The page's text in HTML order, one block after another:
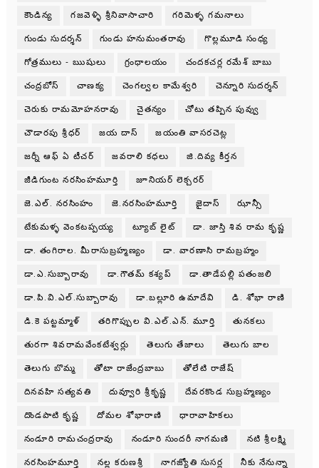
కౌండిన్య గజవెళ్ళి శ్రీనివాసాచారి గరిమెళ్ళ గమనాలు
గుండు సుదర్శన్ గుండు హనుమంతరావు గొల్లమూడి సంధ్య
గోత్రములు - ఋషులు గ్రంధాలయం చందకచర్ల రమేశ్ బాబు
చంద్రబోస్ చాణక్య చెంగల్వల కామేశ్వరి చెన్నూరి సుదర్శన్
చెరుకు రామమోహనరావు చైతన్యం చోటు తప్పిన పువ్వు
చౌడారపు శ్రీధర్ జయ దాస్ జయంతి వాసరచెట్ల
జర్నీ ఆఫ్ ఏ టీచర్ జవరాలి కధలు జి.దివ్య కీర్తన
జీడిగుంట నరసింహమూర్తి జూనియర్ లెక్చరర్
జె.ఎల్. నరసింహం జె.నరసింహమూర్తి జైదాస్ ఝాన్సీ
టేకుమళ్ళ వెంకటప్పయ్య ట్యూబ్ లైట్ డా. జాస్తి శివ రామ కృష్ణ
డా. తంగిరాల. మీరాసుబ్రహ్మణ్యం డా. వారణాసి రామబ్రహ్మం
డా.ఎ.సుబ్బారావు డా.గౌతమ్ కశ్యప్ డా.తాడేపల్లి పతంజలి
డా.పి.వి.ఎల్.సుబ్బారావు డా.బల్లూరి ఉమాదేవి డి. శోభా రాణి
డి.కె పట్టమ్మాళ్ తరిగొప్పుల వి.ఎల్.ఎన్. మూర్తి తునకలు
తురగా శివరామవేంకటేశ్వర్లు తెలుగు తేజాలు తెలుగు బాల
తెలుగు బొమ్మ తోటా రాజేంద్రబాబు తోలేటి రాజేష్
దినవహి సత్యవతి దువ్వూరి శ్రీకృష్ణ దేవరకొండ సుబ్రహ్మణ్యం
దొండపాటి కృష్ణ దోమల శోభారాణి ధారావాహికలు
నండూరి రామచంద్రరావు నండూరి సుందరీ నాగమణి నటి శ్రీలక్ష్మి
నరసింహమూర్తి నల్ల కరుణశ్రీ నాగజ్యోతి సుసర్ల నీకు నేనున్నా